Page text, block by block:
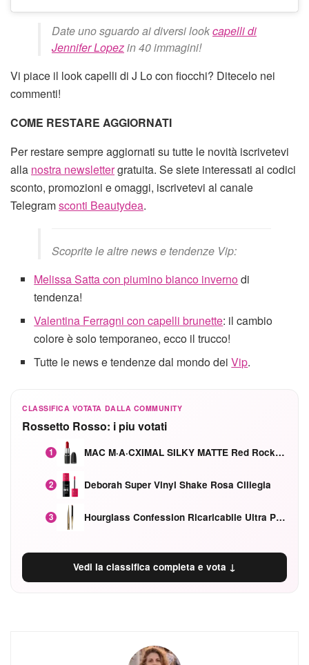
Date uno sguardo ai diversi lookcapelli di
Jennifer Lopezin 40 immagini!
Vi piace il look capelli di J Lo con fiocchi? Ditecelo nei
commenti!
COME RESTARE AGGIORNATI
Per restare sempre aggiornati su tutte le novità iscrivetevi
alla nostra newslettergratuita. Se siete interessati ai codici
sconto, promozioni e omaggi, iscrivetevi al canale
Telegramsconti Beautydea.
Scoprite le altre news e tendenze Vip:
Melissa Satta con piumino bianco invernodi
tendenza!
Valentina Ferragni con capelli brunette: il cambio
colore è solo temporaneo, ecco il trucco!
Tutte le news e tendenze dal mondo deiVip.
CLASSIFICA VOTATA DALLA COMMUNITY
Rossetto Rosso: i piu votati
1 MAC M·A·CXIMAL SILKY MATTE Red Rock mat
2 Deborah Super Vinyl Shake Rosa Ciliegia
3 Hourglass Confession Ricaricabile Ultra Preciso Ad Alta Intensità Secretly Classic Red
Vedi la classifica completa e vota ↓